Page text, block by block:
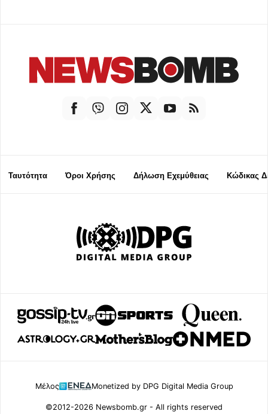
Ταυτότητα Όροι Χρήσης Δήλωση Εχεμύθειας Κώδικας
Μέλος Monetized by DPG Digital Media Group
©2012-2026 Newsbomb.gr - All rights reserved